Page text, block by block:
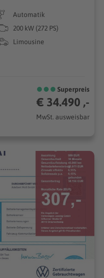
Automatik
200 kW (272 PS)
Limousine
Superpreis
€ 34.490 ,-
MwSt. ausweisbar